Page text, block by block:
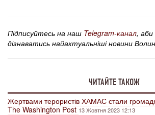
Підписуйтесь на наш Telegram-канал,
дізнаватись найактуальніші новини
ЧИТАЙТЕ ТАКОЖ
Жертвами терористів ХАМАС стали
The Washington Post13 Жовтня 2023 12:13